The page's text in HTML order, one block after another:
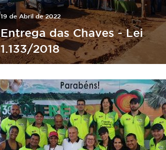
19 de Abril de 2022
Entrega das Chaves - Lei
1.133/2018